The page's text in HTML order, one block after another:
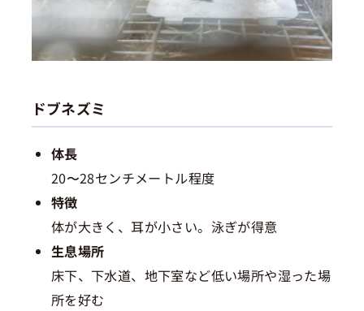
ドブネズミ
体長
20〜28センチメートル程度
特徴
体が大きく、耳が小さい。泳ぎが得意
生息場所
床下、下水道、地下室など低い場所や湿った場
所を好む